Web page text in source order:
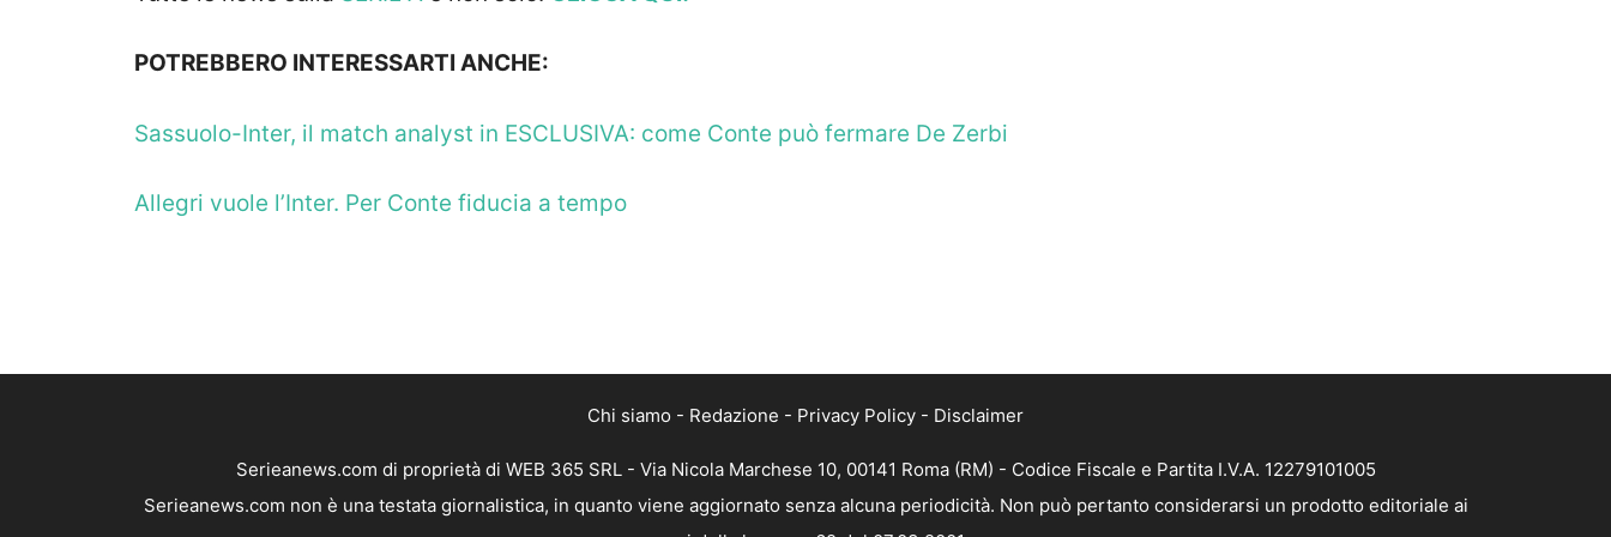
POTREBBERO INTERESSARTI ANCHE:
Sassuolo-Inter, il match analyst in ESCLUSIVA: come Conte può fermare De Zerbi
Allegri vuole l’Inter. Per Conte fiducia a tempo
Chi siamo - Redazione - Privacy Policy - Disclaimer
Serieanews.com di proprietà di WEB 365 SRL - Via Nicola Marchese 10, 00141 Roma (RM) - Codice Fiscale e Partita I.V.A. 12279101005
Serieanews.com non è una testata giornalistica, in quanto viene aggiornato senza alcuna periodicità. Non può pertanto considerarsi un prodotto editoriale ai